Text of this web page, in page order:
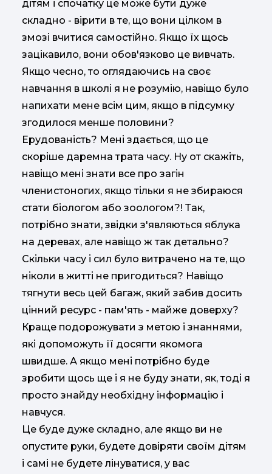
дітям і спочатку це може бути дуже
складно - вірити в те, що вони цілком в
змозі вчитися самостійно. Якщо їх щось
зацікавило, вони обов'язково це вивчать.
Якщо чесно, то оглядаючись на своє
навчання в школі я не розумію, навіщо було
напихати мене всім цим, якщо в підсумку
згодилося менше половини?
Ерудованість? Мені здається, що це
скоріше даремна трата часу. Ну от скажіть,
навіщо мені знати все про загін
членистоногих, якщо тільки я не збираюся
стати біологом або зоологом?! Так,
потрібно знати, звідки з'являються яблука
на деревах, але навіщо ж так детально?
Скільки часу і сил було витрачено на те, що
ніколи в житті не пригодиться? Навіщо
тягнути весь цей багаж, який забив досить
цінний ресурс - пам'ять - майже доверху?
Краще подорожувати з метою і знаннями,
які допоможуть її досягти якомога
швидше. А якщо мені потрібно буде
зробити щось ще і я не буду знати, як, тоді я
просто знайду необхідну інформацію і
навчуся.
Це буде дуже складно, але якщо ви не
опустите руки, будете довіряти своїм дітям
і самі не будете лінуватися, у вас